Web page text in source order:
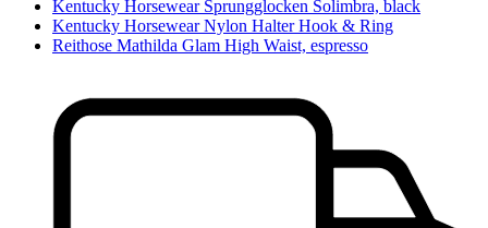
Kentucky Horsewear Sprungglocken Solimbra, black
Kentucky Horsewear Nylon Halter Hook & Ring
Reithose Mathilda Glam High Waist, espresso